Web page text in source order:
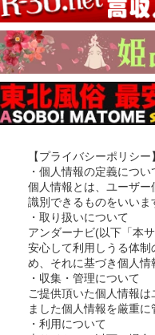
【プライバシーポリシー】
・個人情報の定義につい
個人情報とは、ユーザ
識別できるものをいいま
・取り扱いについて
アンダーナビ(以下「本
安心して利用しうる体
め、それに基づき個人情
・収集・管理について
ご提供頂いた個人情報
ました個人情報を厳重
・利用について